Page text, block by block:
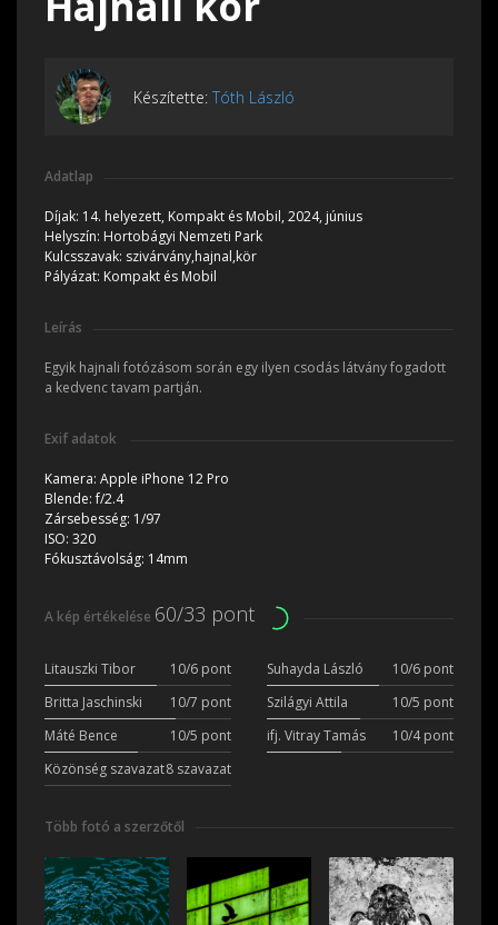
Készítette: Tóth László
Adatlap
Díjak: 14. helyezett, Kompakt és Mobil, 2024, június
Helyszín: Hortobágyi Nemzeti Park
Kulcsszavak: szivárvány,hajnal,kör
Pályázat: Kompakt és Mobil
Leírás
Egyik hajnali fotózásom során egy ilyen csodás látvány fogadott
a kedvenc tavam partján.
Exif adatok
Kamera: Apple iPhone 12 Pro
Blende:f/2.4
Zársebesség: 1/97
ISO: 320
Fókusztávolság: 14mm
A kép értékelése 60/33 pont
Litauszki Tibor 10/6 pont Suhayda László
10/6 pont
Britta Jaschinski
10/7 pont Szilágyi Attila
10/5 pont
Máté Bence
10/5 pont ifj. Vitray Tamás
10/4 pont
Közönség szavazat8 szavazat
Több fotó a szerzőtől